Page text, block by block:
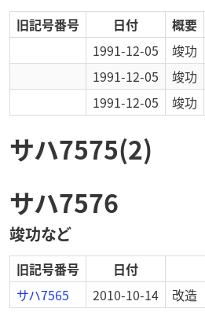
旧記号番号 日付 概要
1991-12-05
竣功
1991-12-05
竣功
1991-12-05
竣功
サハ7575(2)
サハ7576
竣功など
旧記号番号 日付
サハ7565
2010-10-14 改造